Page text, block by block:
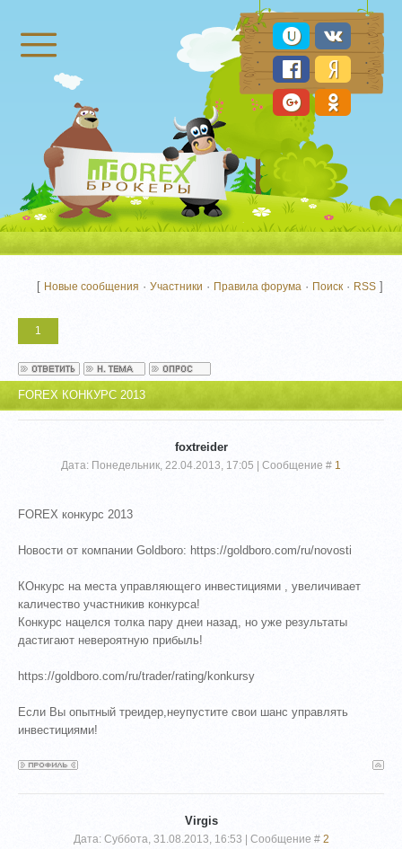
Брокеры Форекс
[ Новые сообщения ·Участники · Правила форума · Поиск · RSS ]
1
FOREX КОНКУРС 2013
foxtreider
Дата: Понедельник, 22.04.2013, 17:05 | Сообщение # 1
FOREX конкурс 2013
Новости от компании Goldboro: https://goldboro.com/ru/novosti
КОнкурс на места управляющего инвестициями , увеличивает
каличество участникив конкурса!
Конкурс нацелся толка пару днеи назад, но уже результаты
дастигают невероятную прибыль!
https://goldboro.com/ru/trader/rating/konkursy
Если Вы опытный треидер,неупустите свои шанс управлять
инвестициями!
Virgis
Дата: Суббота, 31.08.2013, 16:53 | Сообщение # 2